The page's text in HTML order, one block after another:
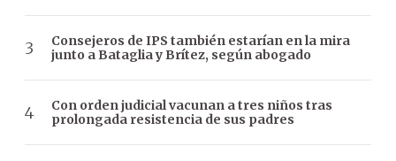
Consejeros de IPS también estarían en la mira
junto a Bataglia y Brítez, según abogado
Con orden judicial vacunan a tres niños tras
prolongada resistencia de sus padres